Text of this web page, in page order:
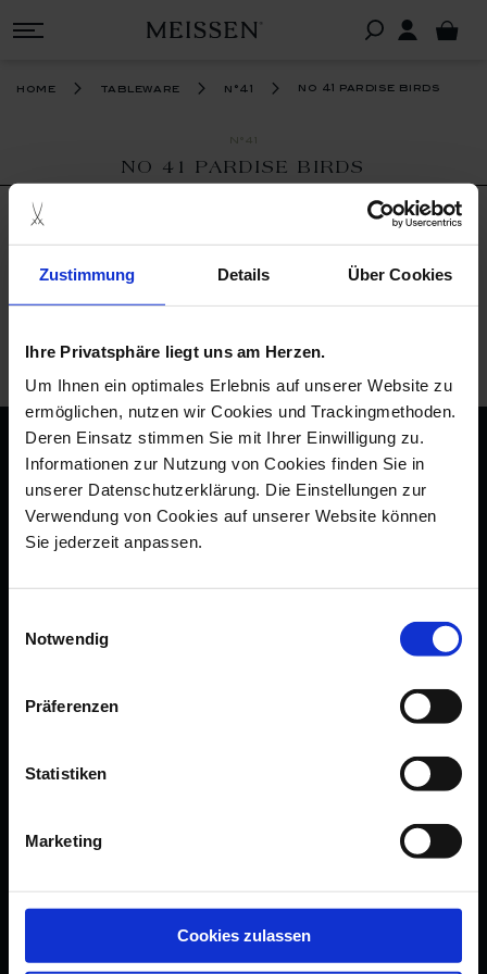
Zustimmung Details Über Cookies
Ihre Privatsphäre liegt uns am Herzen.
Um Ihnen ein optimales Erlebnis auf unserer Website zu
ermöglichen, nutzen wir Cookies und Trackingmethoden.
Deren Einsatz stimmen Sie mit Ihrer Einwilligung zu.
Informationen zur Nutzung von Cookies finden Sie in
unserer Datenschutzerklärung. Die Einstellungen zur
Verwendung von Cookies auf unserer Website können
Sie jederzeit anpassen.
Notwendig
Präferenzen
Statistiken
Marketing
Cookies zulassen
home tableware n°41 no 41 pardise birds
N°41
NO 41 PARDISE BIRDS
selection.
back to top
imprint
accessibility statement
newsletter
submit a withdrawal